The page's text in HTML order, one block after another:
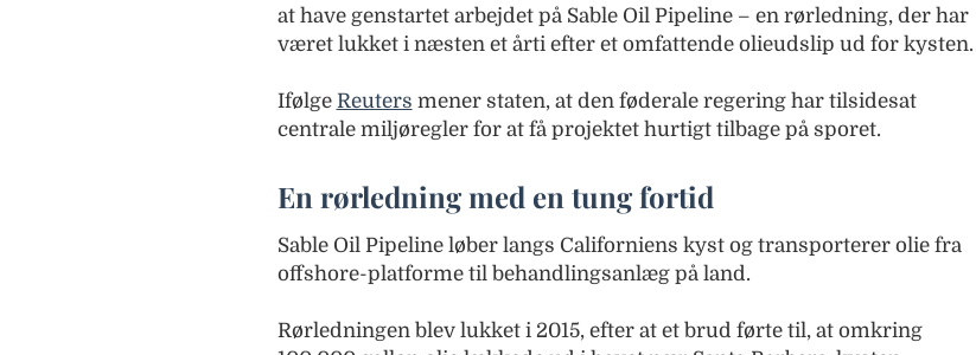
at have genstartet arbejdet på Sable Oil Pipeline – en rørledning, der har
været lukket i næsten et årti efter et omfattende olieudslip ud for kysten.
Ifølge Reuters mener staten, at den føderale regering har tilsidesat
centrale miljøregler for at få projektet hurtigt tilbage på sporet.
En rørledning med en tung fortid
Sable Oil Pipeline løber langs Californiens kyst og transporterer olie fra
offshore-platforme til behandlingsanlæg på land.
Rørledningen blev lukket i 2015, efter at et brud førte til, at omkring